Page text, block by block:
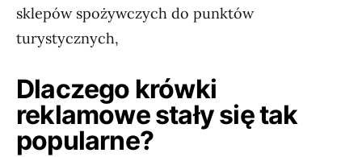
sklepów spożywczych do punktów
turystycznych,
Dlaczego krówki
reklamowe stały się tak
popularne?